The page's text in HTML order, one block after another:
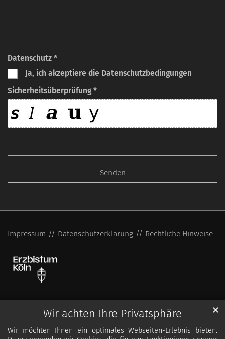
Wir achten Ihre Privatsphäre
Wir möchten Ihnen ein optimales Webseiten-Erlebnis bieten.
✕
Datenschutz *
Ja, ich akzeptiere die Datenschutzbedingungen
Sicherheitsüberprüfung *
Impressum Datenschutzerklärung Rechtliche Hinweise